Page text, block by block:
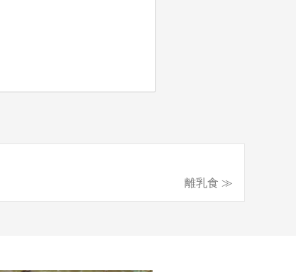
離乳食 ≫